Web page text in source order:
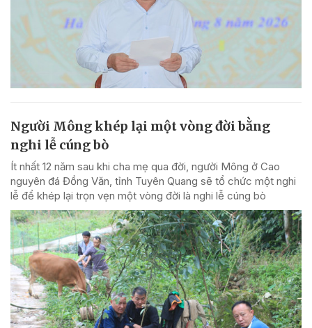
Người Mông khép lại một vòng đời bằng
nghi lễ cúng bò
Ít nhất 12 năm sau khi cha mẹ qua đời, người Mông ở Cao
nguyên đá Đồng Văn, tỉnh Tuyên Quang sẽ tổ chức một nghi
lễ để khép lại trọn vẹn một vòng đời là nghi lễ cúng bò